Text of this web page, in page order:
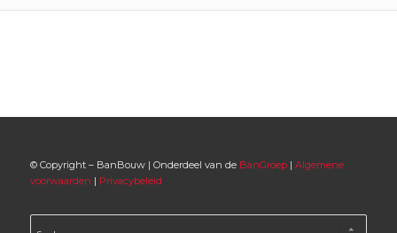
© Copyright – BanBouw | Onderdeel van de BanGroep| Algemene
voorwaarden | Privacybeleid